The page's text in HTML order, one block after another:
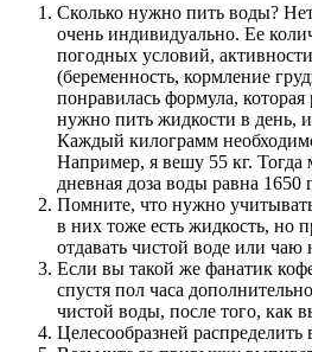
Сколько нужно пить воды? Нет
очень индивидуально. Ее
погодных условий,
(беременность, кормление
понравилась формула, которая
нужно пить жидкости в день,
Каждый килограмм
Например, я вешу 55 кг. Тогда
дневная доза воды равна 1650
Помните, что нужно
в них тоже есть жидкость, но
отдавать чистой воде или чаю
Если вы такой же фанатик
спустя пол часа
чистой воды, после того, как
Целесообразней